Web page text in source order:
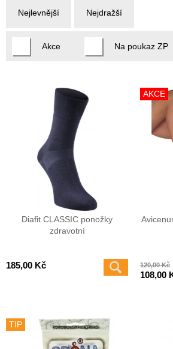
Nejlevnější Nejdražší
Akce Na poukaz ZP
Diafit CLASSIC ponožky
zdravotní
185,00 Kč
AKCE
120,00 Kč
108,00
TIP